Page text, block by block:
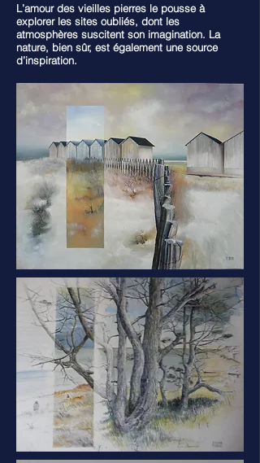
L’amour des vieilles pierres le pousse à
explorer les sites oubliés, dont les
atmosphères suscitent son imagination. La
nature, bien sûr, est également une source
d’inspiration.